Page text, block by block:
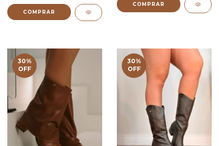
COMPRAR
COMPRAR
30%
OFF
30%
OFF